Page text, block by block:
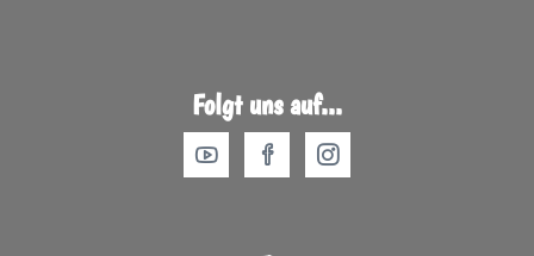
Folgt uns auf...